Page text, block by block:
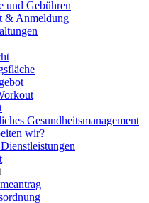
und Gebühren
& Anmeldung
Gesundheitsmanagement
wir?